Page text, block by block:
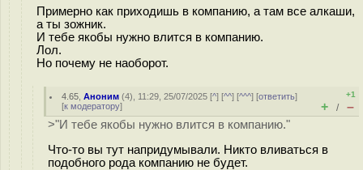
Примерно как приходишь в компанию, а там все алкаши,
а ты зожник.
И тебе якобы нужно влится в компанию.
Лол.
Но почему не наоборот.
4.65 ,Аноним (4), 11:29, 25/07/2025 [^] [^^] [^^^] [ответить]
[к модератору]
+1
+ / –
>"И тебе якобы нужно влится в компанию."
Что-то вы тут напридумывали. Никто вливаться в
подобного рода компанию не будет.